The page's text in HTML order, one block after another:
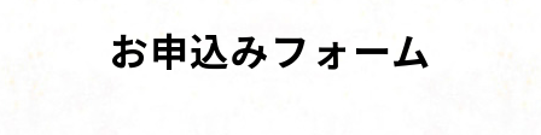
お申込みフォーム